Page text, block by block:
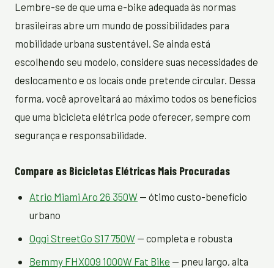
Lembre-se de que uma e-bike adequada às normas
brasileiras abre um mundo de possibilidades para
mobilidade urbana sustentável. Se ainda está
escolhendo seu modelo, considere suas necessidades de
deslocamento e os locais onde pretende circular. Dessa
forma, você aproveitará ao máximo todos os benefícios
que uma bicicleta elétrica pode oferecer, sempre com
segurança e responsabilidade.
Compare as Bicicletas Elétricas Mais Procuradas
Atrio Miami Aro 26 350W — ótimo custo-benefício
urbano
Oggi StreetGo S17 750W — completa e robusta
Bemmy FHX009 1000W Fat Bike — pneu largo, alta